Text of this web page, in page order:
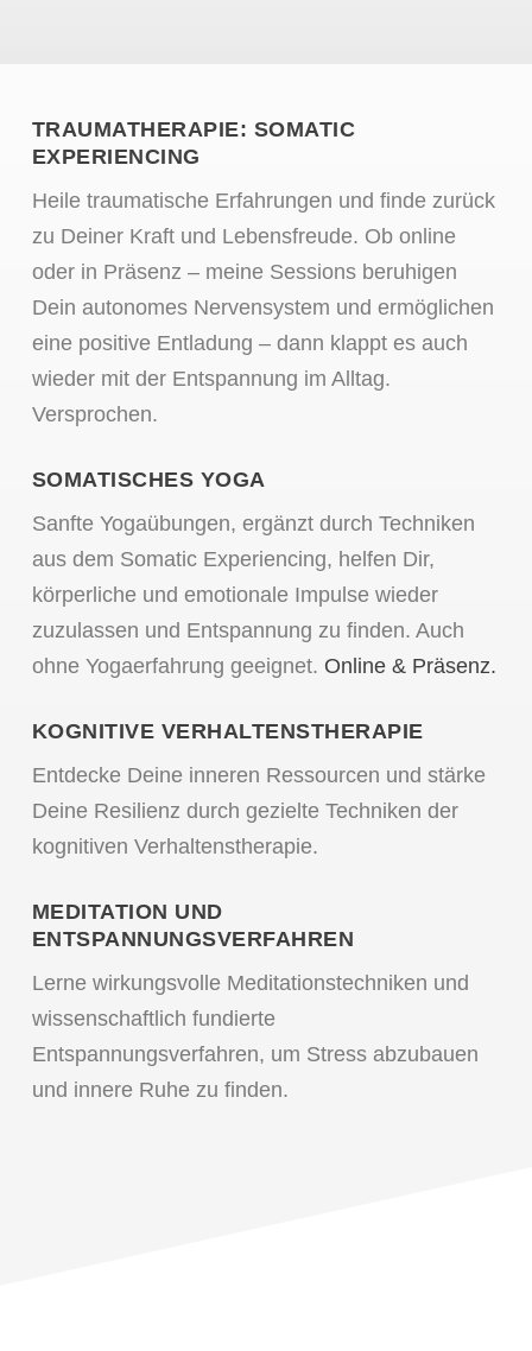
TRAUMATHERAPIE: SOMATIC
EXPERIENCING
Heile traumatische Erfahrungen und finde zurück
zu Deiner Kraft und Lebensfreude. Ob online
oder in Präsenz – meine Sessions beruhigen
Dein autonomes Nervensystem und ermöglichen
eine positive Entladung – dann klappt es auch
wieder mit der Entspannung im Alltag.
Versprochen.
SOMATISCHES YOGA
Sanfte Yogaübungen, ergänzt durch Techniken
aus dem Somatic Experiencing, helfen Dir,
körperliche und emotionale Impulse wieder
zuzulassen und Entspannung zu finden. Auch
ohne Yogaerfahrung geeignet. Online & Präsenz.
KOGNITIVE VERHALTENSTHERAPIE
Entdecke Deine inneren Ressourcen und stärke
Deine Resilienz durch gezielte Techniken der
kognitiven Verhaltenstherapie.
MEDITATION UND
ENTSPANNUNGSVERFAHREN
Lerne wirkungsvolle Meditationstechniken und
wissenschaftlich fundierte
Entspannungsverfahren, um Stress abzubauen
und innere Ruhe zu finden.